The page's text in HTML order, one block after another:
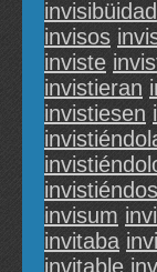
invisibüidad
invisos
inviste
invistieran
invistiesen
invisum
invitaba
invitable